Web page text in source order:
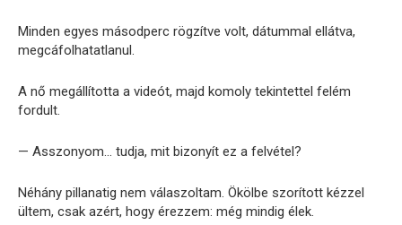
Minden egyes másodperc rögzítve volt, dátummal ellátva,
megcáfolhatatlanul.
A nő megállította a videót, majd komoly tekintettel felém
fordult.
— Asszonyom… tudja, mit bizonyít ez a felvétel?
Néhány pillanatig nem válaszoltam. Ökölbe szorított kézzel
ültem, csak azért, hogy érezzem: még mindig élek.